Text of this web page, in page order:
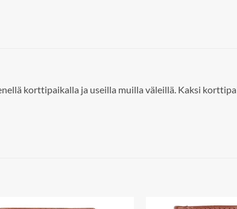
korttipaikalla ja useilla muilla väleillä. Kaksi